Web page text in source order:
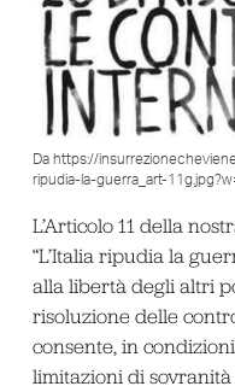
Da https://
ripudia-la-guerra_art-
L’Articolo 11 della
“L’Italia ripudia la
alla libertà degli altri
risoluzione delle
consente, in
limitazioni di